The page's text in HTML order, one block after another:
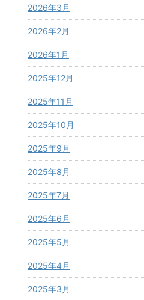
2026年3月
2026年2月
2026年1月
2025年12月
2025年11月
2025年10月
2025年9月
2025年8月
2025年7月
2025年6月
2025年5月
2025年4月
2025年3月